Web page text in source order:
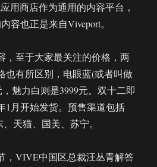
用商店作为通用的内容平台，
容也正是来自Viveport。
，至于大家最关注的价格，两
也有所区别，电眼蓝(或者叫做
魅力白则是3999元。双十二即
1月开始发货。预售渠道包括
天猫、国美、苏宁。
，VIVE中国区总裁汪丛青解答